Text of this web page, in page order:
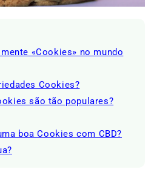
«Cookies» no mundo
Cookies?
são tão populares?
boa Cookies com CBD?